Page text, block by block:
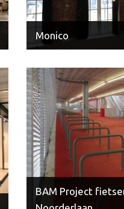
Monico
BAM Project